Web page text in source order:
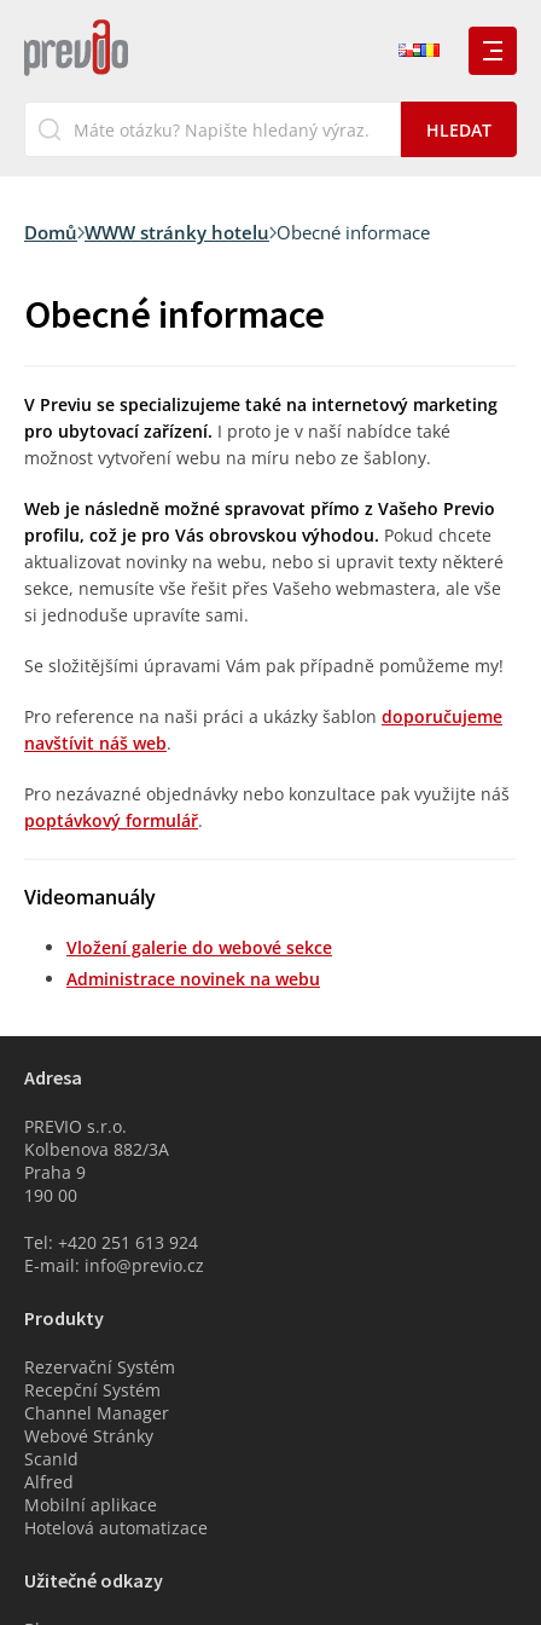
Domů WWW stránky hotelu Obecné informace
Obecné informace
V Previu se specializujeme také na internetový marketing
pro ubytovací zařízení. I proto je v naší nabídce také
možnost vytvoření webu na míru nebo ze šablony.
Web je následně možné spravovat přímo z Vašeho Previo
profilu, což je pro Vás obrovskou výhodou. Pokud chcete
aktualizovat novinky na webu, nebo si upravit texty některé
sekce, nemusíte vše řešit přes Vašeho webmastera, ale vše
si jednoduše upravíte sami.
Se složitějšími úpravami Vám pak případně pomůžeme my!
Pro reference na naši práci a ukázky šablon doporučujeme
navštívit náš web.
Pro nezávazné objednávky nebo konzultace pak využijte náš
poptávkový formulář.
Videomanuály
Vložení galerie do webové sekce
Administrace novinek na webu
Adresa
PREVIO s.r.o.
Kolbenova 882/3A
Praha 9
190 00
Tel: +420 251 613 924
E-mail: info@previo.cz
Produkty
Rezervační Systém
Recepční Systém
Channel Manager
Webové Stránky
ScanId
Alfred
Mobilní aplikace
Hotelová automatizace
Užitečné odkazy